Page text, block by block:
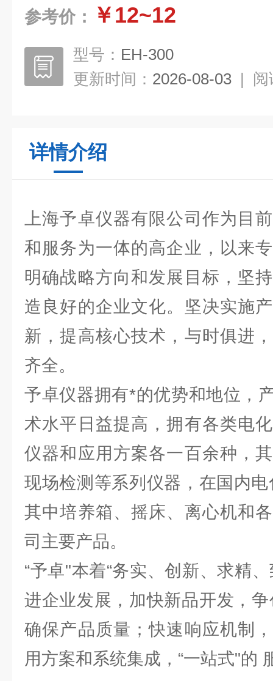
参考价： ￥12~12
型号： EH-300
更新时间： 2026-08-03 | 阅
详情介绍
上海予卓仪器有限公司作为目
和服务为一体的高企业，以来
明确战略方向和发展目标，坚
造良好的企业文化。坚决实施
新，提高核心技术，与时俱进
齐全。
予卓仪器拥有*的优势和地位，
术水平日益提高，拥有各类电
仪器和应用方案各一百余种，
现场检测等系列仪器，在国内
其中培养箱、摇床、离心机和
司主要产品。
“予卓"本着“务实、创新、求精
进企业发展，加快新品开发，
确保产品质量；快速响应机制
用方案和系统集成，“一站式"的